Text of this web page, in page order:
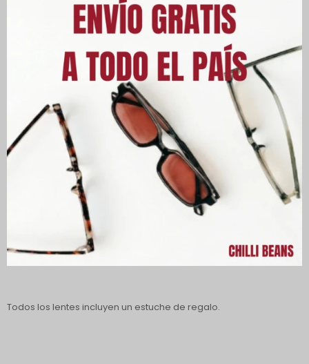
Descripción
Los lentes ofrecen protección 100 % UVA y UVB, protegiendo tus
ojos de los rayos dañinos del sol y reduciendo el riesgo de
desarrollar enfermedades oculares, además de contar con
tratamiento de polarización, haciendo las imágenes más claras
y, al mismo tiempo, proporcionando un aumento de comodidad
Todas las piezas tienen un diseño único y exclusivo, siempre con
un toque picante de música, moda, geek o arte. Hay lentes de sol
y armazones para que combine comodidad con estilo.
Todos los lentes incluyen un estuche de regalo.